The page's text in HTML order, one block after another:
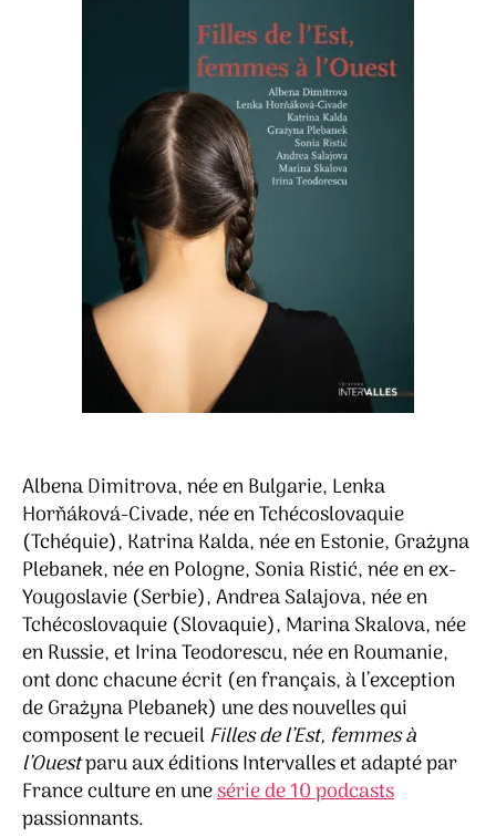
Albena Dimitrova, née en Bulgarie, Lenka
Horňáková-Civade, née en Tchécoslovaquie
(Tchéquie), Katrina Kalda, née en Estonie, Grażyna
Plebanek, née en Pologne, Sonia Ristić, née en ex-
Yougoslavie (Serbie), Andrea Salajova, née en
Tchécoslovaquie (Slovaquie), Marina Skalova, née
en Russie, et Irina Teodorescu, née en Roumanie,
ont donc chacune écrit (en français, à l’exception
de Grażyna Plebanek) une des nouvelles qui
composent le recueil Filles de l’Est, femmes à
l’Ouestparu aux éditions Intervalles et adapté par
France culture en unesérie de 10 podcasts
passionnants.